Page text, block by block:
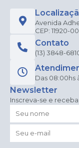
Avenida
CEP: 11920-
Contato
(13) 3848-
Das 08:00hs
Newsletter
Inscreva-se e